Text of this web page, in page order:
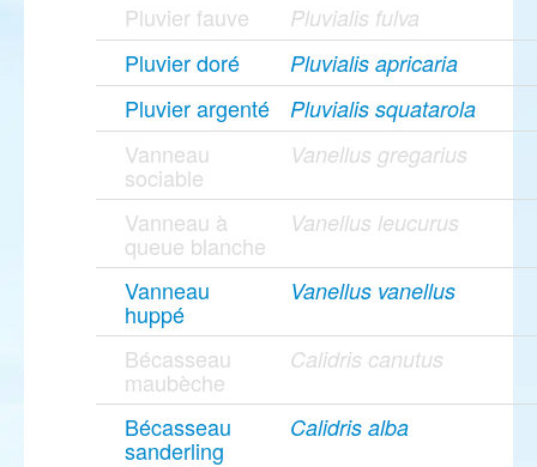
Pluvier fauve Pluvialis fulva
Pluvier doré Pluvialis apricaria
Pluvier argenté Pluvialis squatarola
Vanneau
sociable
Vanellus gregarius
Vanneau à
queue blanche
Vanellus leucurus
Vanneau
huppé
Vanellus vanellus
Bécasseau
maubèche
Calidris canutus
Bécasseau
sanderling
Calidris alba